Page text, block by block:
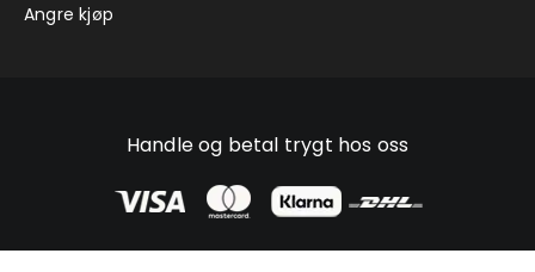
Angre kjøp
Handle og betal trygt hos oss